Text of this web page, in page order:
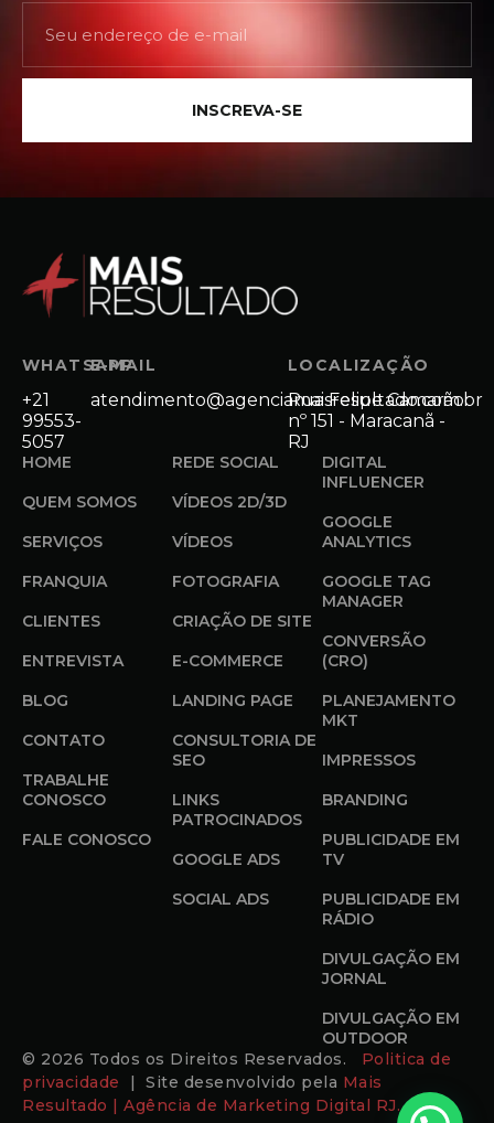
INSCREVA-SE
WHATSAPP
+21
99553-
5057
E-MAIL
atendimento@agenciamaisresultado.com.br
LOCALIZAÇÃO
Rua Felipe Camarão
nº 151 - Maracanã -
RJ
HOME
QUEM SOMOS
SERVIÇOS
FRANQUIA
CLIENTES
ENTREVISTA
BLOG
CONTATO
TRABALHE
CONOSCO
FALE CONOSCO
REDE SOCIAL
VÍDEOS 2D/3D
VÍDEOS
FOTOGRAFIA
CRIAÇÃO DE SITE
E-COMMERCE
LANDING PAGE
CONSULTORIA DE
SEO
LINKS
PATROCINADOS
GOOGLE ADS
SOCIAL ADS
DIGITAL
INFLUENCER
GOOGLE
ANALYTICS
GOOGLE TAG
MANAGER
CONVERSÃO
(CRO)
PLANEJAMENTO
MKT
IMPRESSOS
BRANDING
PUBLICIDADE EM
TV
PUBLICIDADE EM
RÁDIO
DIVULGAÇÃO EM
JORNAL
DIVULGAÇÃO EM
OUTDOOR
© 2026 Todos os Direitos Reservados. Politica de
privacidade
| Site desenvolvido pela Mais
Resultado | Agência de Marketing Digital RJ.